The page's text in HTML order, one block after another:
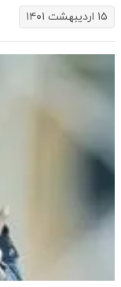
۱۵ اردیبهشت ۱۴۰۱